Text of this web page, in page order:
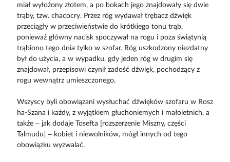
miał wyłożony złotem, a po bokach jego znajdowały się dwie
trąby, tzw. chacocry. Przez róg wydawał trębacz dźwięk
przeciągły w przeciwieństwie do krótkiego tonu trąb,
ponieważ główny nacisk spoczywał na rogu i poza świątynią
trąbiono tego dnia tylko w szofar. Róg uszkodzony niezdatny
był do użycia, a w wypadku, gdy jeden róg w drugim się
znajdował, przepisowi czynił zadość dźwięk, pochodzący z
rogu wewnątrz umieszczonego.
Wszyscy byli obowiązani wysłuchać dźwięków szofaru w Rosz
ha-Szana i każdy, z wyjątkiem głuchoniemych i małoletnich, a
także – jak dodaje Tosefta [rozszerzenie Miszny, części
Talmudu] – kobiet i niewolników, mógł innych od tego
obowiązku wyzwalać.